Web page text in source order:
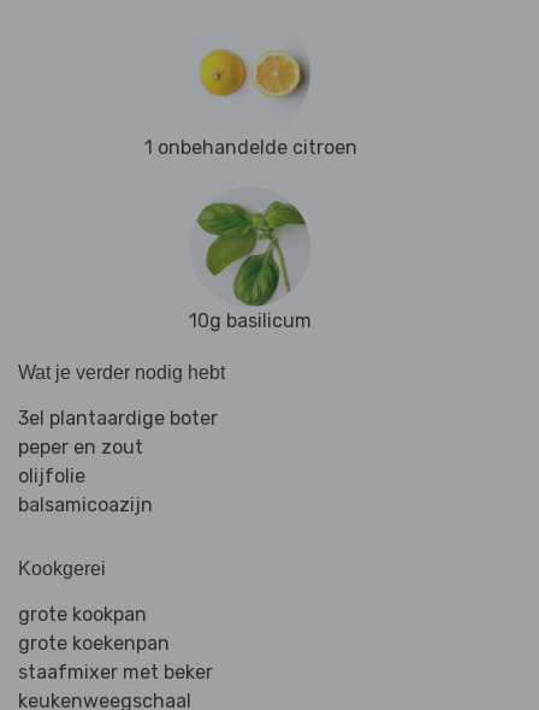
1 onbehandelde citroen
10g basilicum
Wat je verder nodig hebt
3el plantaardige boter
peper en zout
olijfolie
balsamicoazijn
Kookgerei
grote kookpan
grote koekenpan
staafmixer met beker
keukenweegschaal